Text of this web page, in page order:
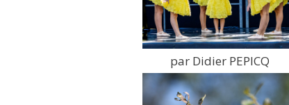
par Didier PEPICQ